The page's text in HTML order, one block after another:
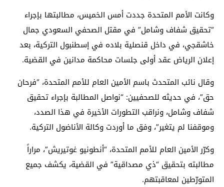
وكانت الأمم المتحدة جددت أمس الخميس، مطالبتها بإجراء
“تحقيق شفاف وشامل” في مقتل الصحفي السعودي جمال
خاشقجي، في داخل قنصلية بلاده في إسطنبول التركية، بعد
إعلان الرياض عقد أولى جلسات محاكمة مدانين في القضية.
وقال نائب المتحدث باسم الأمين العام للأمم المتحدة، “فرحان
حق”، في حديثه للصحفيين: “نواصل المطالبة بإجراء تحقيق
شفاف وشامل، ونراقب التطورات الأخيرة في هذا الصدد،
وموقفنا لم يتغير”، وفق ما أوردت وكالة الأناضول التركية.
وكرّر الأمين العام للأمم المتحدة، “أنطونيو غوتيريش”، مراراً
مطالبته بتحقيق “ذي مصداقية” في القضية، يكشف جميع
المتورّطين لمعاقبتهم.